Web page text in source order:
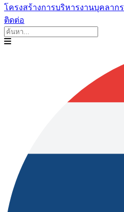
โครงสร้างการบริหารงานบุคลากร
ติดต่อ